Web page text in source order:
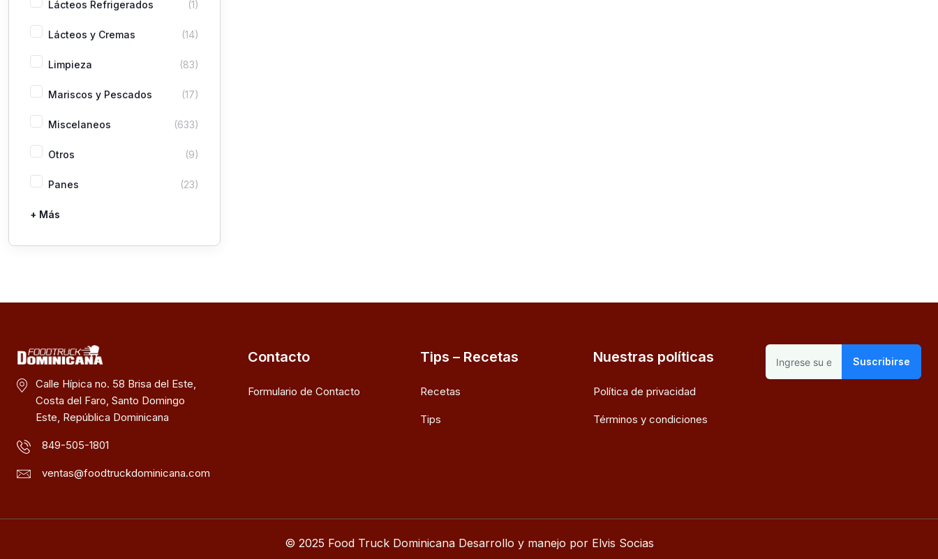
Lácteos Refrigerados (1)
Lácteos y Cremas (14)
Limpieza (83)
Mariscos y Pescados (17)
Miscelaneos (633)
Otros (9)
Panes (23)
Pastas
Picaderas
Sazones y Salsas
Vegetales
+ Más
Calle Hípica no. 58 Brisa del Este,
Costa del Faro, Santo Domingo
Este, República Dominicana
849-505-1801
ventas@foodtruckdominicana.com
Contacto
Formulario de Contacto
Tips – Recetas
Recetas
Tips
Nuestras políticas
Política de privacidad
Términos y condiciones
Suscribirse
© 2025 Food Truck Dominicana Desarrollo y manejo por Elvis Socias